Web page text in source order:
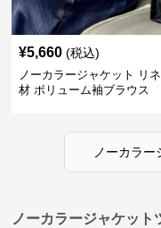
¥5,660 (税込)
ノーカラージャケット リ
材 ボリューム袖ブラウス
ノーカラー
ノーカラージャケッ